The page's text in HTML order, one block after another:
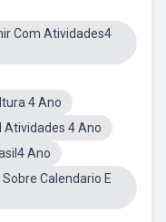
Com Atividades4
4 Ano
Atividades 4 Ano
Ano
Calendario E